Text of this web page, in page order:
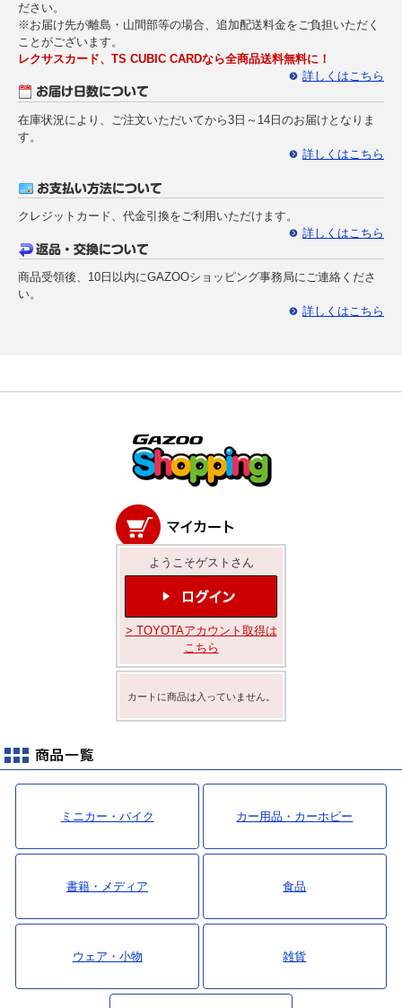
検索
ださい。
※お届け先が離島・山間部等の場合、追加配送料金をご負担いただく
ことがございます。
レクサスカード、TS CUBIC CARDなら全商品送料無料に！
詳しくはこちら
在庫状況により、ご注文いただいてから3日～14日のお届けとなりま
す。
詳しくはこちら
クレジットカード、代金引換をご利用いただけます。
詳しくはこちら
商品受領後、10日以内にGAZOOショッピング事務局にご連絡くださ
い。
詳しくはこちら
ようこそゲストさん
> TOYOTAアカウント取得は
こちら
カートに商品は入っていません。
ミニカー・バイク カー用品・カーホビー
書籍・メディア 食品
ウェア・小物 雑貨